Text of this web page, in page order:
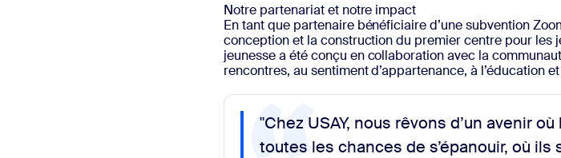
Notre partenariat et notre impact
En tant que partenaire bénéficiaire d’une subvention
conception et la construction du premier centre pour les
jeunesse a été conçu en collaboration avec la
rencontres, au sentiment d’appartenance, à l’éducation
"Chez USAY, nous rêvons d’un avenir
toutes les chances de s’épanouir, où